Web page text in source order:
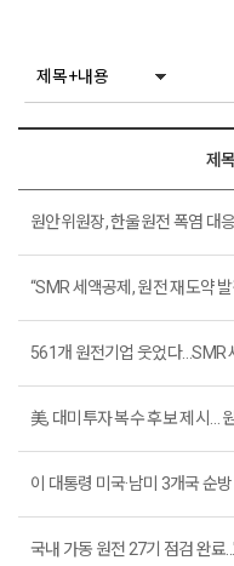
제목
원안위원장, 한울원전 폭염 대
561개 원전기업 웃었다…SMR
美, 대미투자 복수 후보 제시…
국내 가동 원전 27기 점검 완료